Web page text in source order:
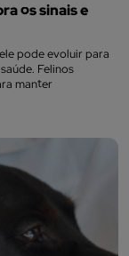
os sinais e
pode evoluir para
Felinos
manter